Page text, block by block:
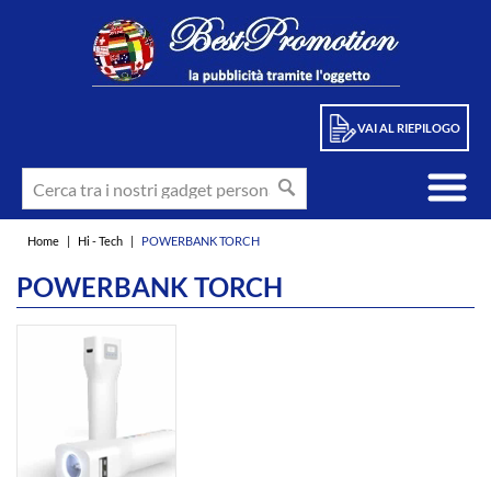
VAI AL RIEPILOGO
Home | Hi - Tech | POWERBANK TORCH
POWERBANK TORCH